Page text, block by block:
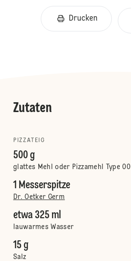
Drucken
Zutaten
PIZZATEIG
500 g
glattes Mehl oder Pizzamehl Type 00
1 Messerspitze
Dr. Oetker Germ
etwa 325 ml
lauwarmes Wasser
15 g
Salz